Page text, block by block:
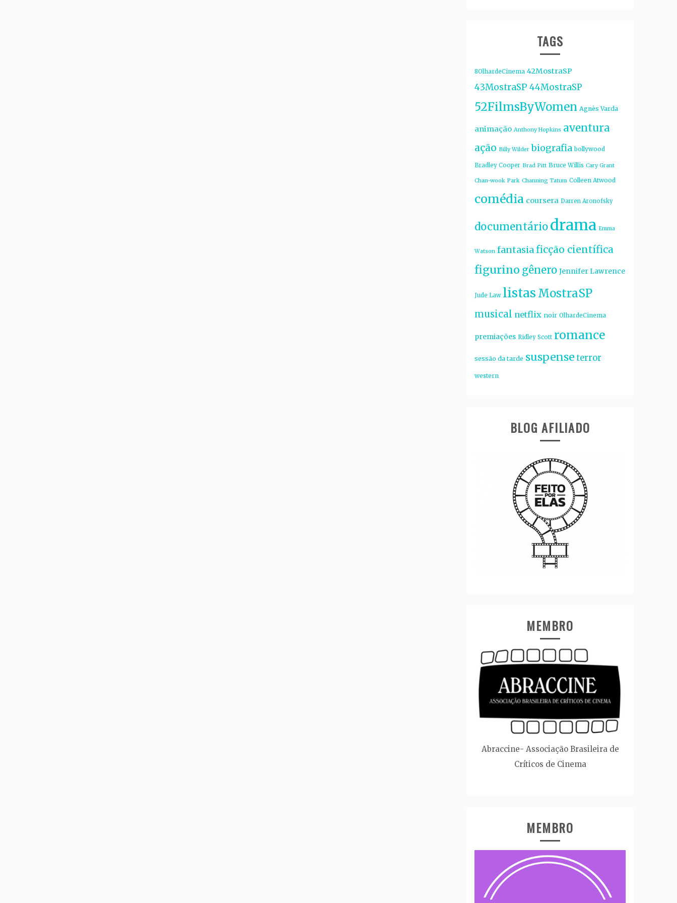
TAGS
8OlhardeCinema 42MostraSP
43MostraSP 44MostraSP
52FilmsByWomen Agnès Varda
animação Anthony Hopkins aventura
ação Billy Wilder biografia bollywood
Bradley Cooper Brad Pitt Bruce Willis Cary Grant
Chan-wook Park Channing Tatum Colleen Atwood
comédia coursera Darren Aronofsky
documentáriodrama Emma
Watson fantasiaficção científica
figurino gênero Jennifer Lawrence
Jude Law listas MostraSP
musical netflix noir OlhardeCinema
premiações Ridley Scott romance
sessão da tarde suspense terror
western
BLOG AFILIADO
MEMBRO
Abraccine- Associação Brasileira de
Críticos de Cinema
MEMBRO